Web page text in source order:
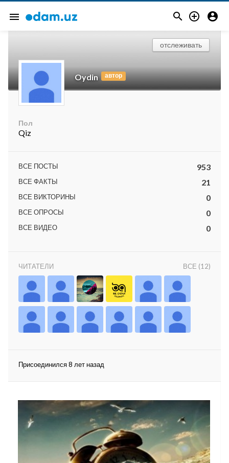
menu   
Oydin автор
отслеживать
Пол
Qiz
ВСЕ ПОСТЫ 953
ВСЕ ФАКТЫ 21
ВСЕ ВИКТОРИНЫ 0
ВСЕ ОПРОСЫ 0
ВСЕ ВИДЕО 0
ЧИТАТЕЛИ ВСЕ (12)
Присоединился 8 лет назад